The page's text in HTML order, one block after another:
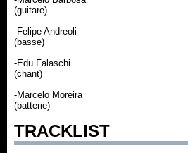
(guitare)
-Felipe Andreoli
(basse)
-Edu Falaschi
(chant)
-Marcelo Moreira
(batterie)
TRACKLIST